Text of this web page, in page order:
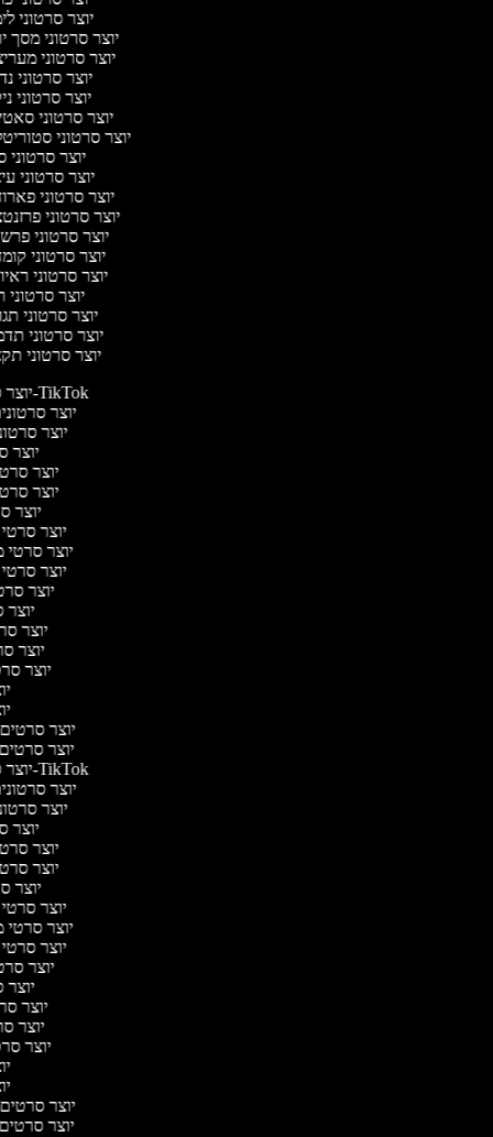
יוצר סרטוני
יוצר סרטוני מסך
יוצר סרטוני
יוצר סרטוני
יוצר סרטוני
יוצר סרטוני
יוצר סרטוני
יוצר סרטוני
יוצר סרטוני
יוצר סרטוני
יוצר סרטוני
יוצר סרטוני
יוצר סרטוני
יוצר סרטוני
יוצר
יוצר סרטוני
יוצר סרטוני
יוצר סרטוני
יוצר סרטונים ל-TikTok
יוצר
יוצר
יוצר
יוצר
יוצר
יוצר
יוצר סרטי
יוצר סרטי
יוצר סרטי
יוצר
יוצר
יוצר
יוצר
יוצר
יוצר סרטים
יוצר סרטים
יוצר סרטונים ל-TikTok
יוצר
יוצר
יוצר
יוצר
יוצר
יוצר
יוצר סרטי
יוצר סרטי
יוצר סרטי
יוצר
יוצר
יוצר
יוצר
יוצר
יוצר סרטים
יוצר סרטים